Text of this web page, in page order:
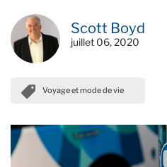
Scott Boyd
juillet 06, 2020
Voyage et mode de vie